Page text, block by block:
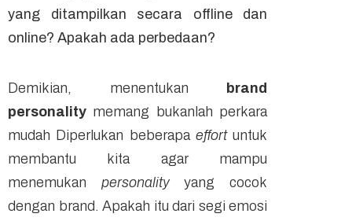
yang ditampilkan secara offline dan
online? Apakah ada perbedaan?
Demikian, menentukan
brand
personality memang bukanlah perkara
mudah Diperlukan beberapa effort untuk
membantu kita agar mampu
menemukan personalityyang cocok
dengan brand. Apakah itu dari segi emosi